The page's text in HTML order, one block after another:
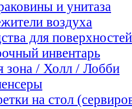
и унитаза
воздуха
для поверхностей
инвентарь
зона / Холл / Лобби
на стол